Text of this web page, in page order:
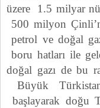
üzere 1.5 milyar
500 milyon
petrol ve doğal
boru hatları ile
doğal gazı de bu
Büyük Türkistan
başlayarak doğu